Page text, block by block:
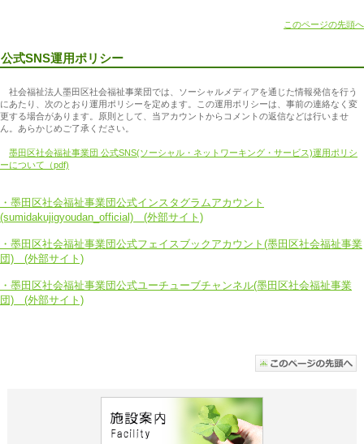
このページの先頭へ
公式SNS運用ポリシー
社会福祉法人墨田区社会福祉事業団では、ソーシャルメディアを通じた情報発信を行う
にあたり、次のとおり運用ポリシーを定めます。この運用ポリシーは、事前の連絡なく変
更する場合があります。原則として、当アカウントからコメントの返信などは行いませ
ん。あらかじめご了承ください。
墨田区社会福祉事業団 公式SNS(ソーシャル・ネットワーキング・サービス)運用ポリシ
ーについて（pdf)
・墨田区社会福祉事業団公式インスタグラムアカウント
(sumidakujigyoudan_official) (外部サイト)
・墨田区社会福祉事業団公式フェイスブックアカウント(墨田区社会福祉事業
団) (外部サイト)
・墨田区社会福祉事業団公式ユーチューブチャンネル(墨田区社会福祉事業
団) (外部サイト)